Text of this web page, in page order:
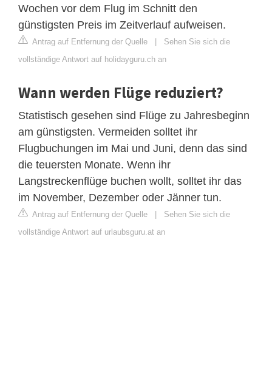
Wochen vor dem Flug im Schnitt den
günstigsten Preis im Zeitverlauf aufweisen.
Antrag auf Entfernung der Quelle | Sehen Sie sich die
vollständige Antwort auf holidayguru.ch an
Wann werden Flüge reduziert?
Statistisch gesehen sind Flüge zu Jahresbeginn
am günstigsten. Vermeiden solltet ihr
Flugbuchungen im Mai und Juni, denn das sind
die teuersten Monate. Wenn ihr
Langstreckenflüge buchen wollt, solltet ihr das
im November, Dezember oder Jänner tun.
Antrag auf Entfernung der Quelle | Sehen Sie sich die
vollständige Antwort auf urlaubsguru.at an